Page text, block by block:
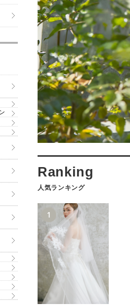
人気ランキング